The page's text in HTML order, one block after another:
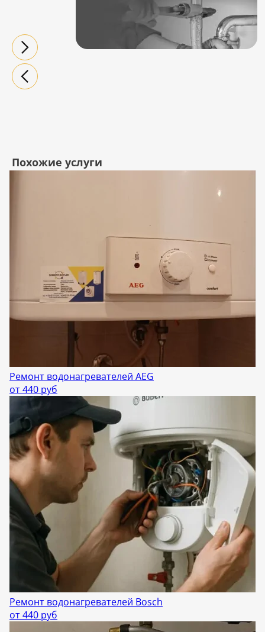
Похожие услуги
Ремонт водонагревателей AEG
от 440 руб
Ремонт водонагревателей Bosch
от 440 руб